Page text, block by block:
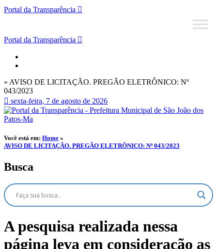
Portal da Transparência
Portal da Transparência
» AVISO DE LICITAÇÃO. PREGÃO ELETRÔNICO: Nº
043/2023
sexta-feira, 7 de agosto de 2026
Você está em: Home »
AVISO DE LICITAÇÃO. PREGÃO ELETRÔNICO: Nº 043/2023
Busca
A pesquisa realizada nessa
página leva em consideração as